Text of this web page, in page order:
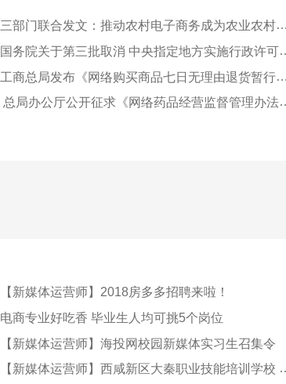
三部门联合发文：推动农村电子商务成为农业农村现代化新动能
国务院关于第三批取消 中央指定地方实施行政许可事项的决定
工商总局发布《网络购买商品七日无理由退货暂行办法》
总局办公厅公开征求《网络药品经营监督管理办法（征求意见稿）》意见
【新媒体运营师】2018房多多招聘来啦！
电商专业好吃香 毕业生人均可挑5个岗位
【新媒体运营师】海投网校园新媒体实习生召集令
【新媒体运营师】西咸新区大秦职业技能培训学校 新媒体师资招聘公告